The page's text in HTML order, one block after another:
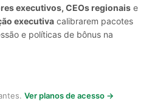
executivos, CEOs regionais e
executiva calibrarem pacotes
e políticas de bônus na
Ver planos de acesso →